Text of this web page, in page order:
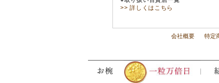
>> 詳しくはこちら
会社概要 特定